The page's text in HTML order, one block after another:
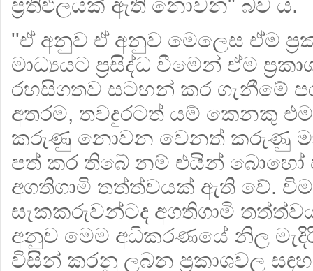
ප්‍රතිඵලයක් ඇති නොවන" බව ය.
''ඒ අනුව ඒ අනුව මෙලෙස ඒම
මාධ්‍යයට ප්‍රසිද්ධ වීමෙන් ඒම
රහසිගතව සටහන් කර ගැනීමේ
අතරම, තවදුරටත් යම් කෙනකු එම
කරුණු නොවන වෙනත් කරුණු
පත් කර තිබේ නම් එයින් බොහෝ
අගතිගාමි තත්ත්වයක් ඇති වේ.
සැකකරුවන්ටද අගතිගාමි
අනුව මෙම අධිකරණයේ නිල
විසින් කරනු ලබන ප්‍රකාශවල